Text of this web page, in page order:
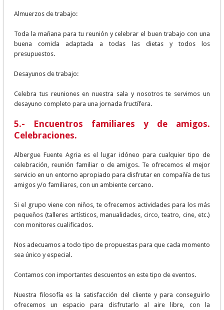
Almuerzos de trabajo:
Toda la mañana para tu reunión y celebrar el buen trabajo con una
buena comida adaptada a todas las dietas y todos los
presupuestos.
Desayunos de trabajo:
Celebra tus reuniones en nuestra sala y nosotros te servimos un
desayuno completo para una jornada fructífera.
5.- Encuentros familiares y de amigos.
Celebraciones.
Albergue Fuente Agria es el lugar idóneo para cualquier tipo de
celebración, reunión familiar o de amigos. Te ofrecemos el mejor
servicio en un entorno apropiado para disfrutar en compañía de tus
amigos y/o familiares, con un ambiente cercano.
Si el grupo viene con niños, te ofrecemos actividades para los más
pequeños (talleres artísticos, manualidades, circo, teatro, cine, etc.)
con monitores cualificados.
Nos adecuamos a todo tipo de propuestas para que cada momento
sea único y especial.
Contamos con importantes descuentos en este tipo de eventos.
Nuestra filosofía es la satisfacción del cliente y para conseguirlo
ofrecemos un espacio para disfrutarlo al aire libre, con la